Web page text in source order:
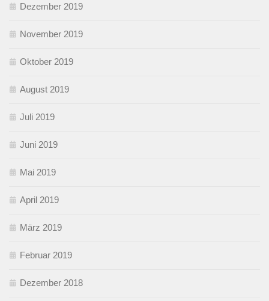
Dezember 2019
November 2019
Oktober 2019
August 2019
Juli 2019
Juni 2019
Mai 2019
April 2019
März 2019
Februar 2019
Dezember 2018